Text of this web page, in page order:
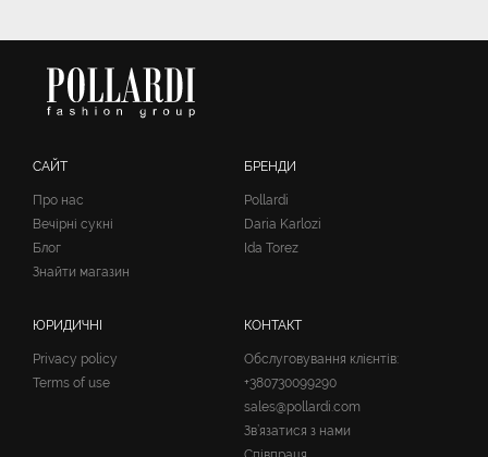
САЙТ
Про нас
Вечірні сукні
Блог
Знайти магазин
БРЕНДИ
Pollardi
Daria Karlozi
Ida Torez
ЮРИДИЧНІ
Privacy policy
Terms of use
КОНТАКТ
Обслуговування клієнтів:
+380730099290
sales@pollardi.com
Зв’язатися з нами